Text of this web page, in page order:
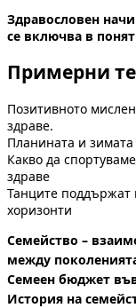
Здравословен
се включва в
Примерни
Позитивното
здраве.
Планината и зимата
Какво да
здраве
Танците поддържат
хоризонти
Семейство –
между
Семеен бюджет
История на